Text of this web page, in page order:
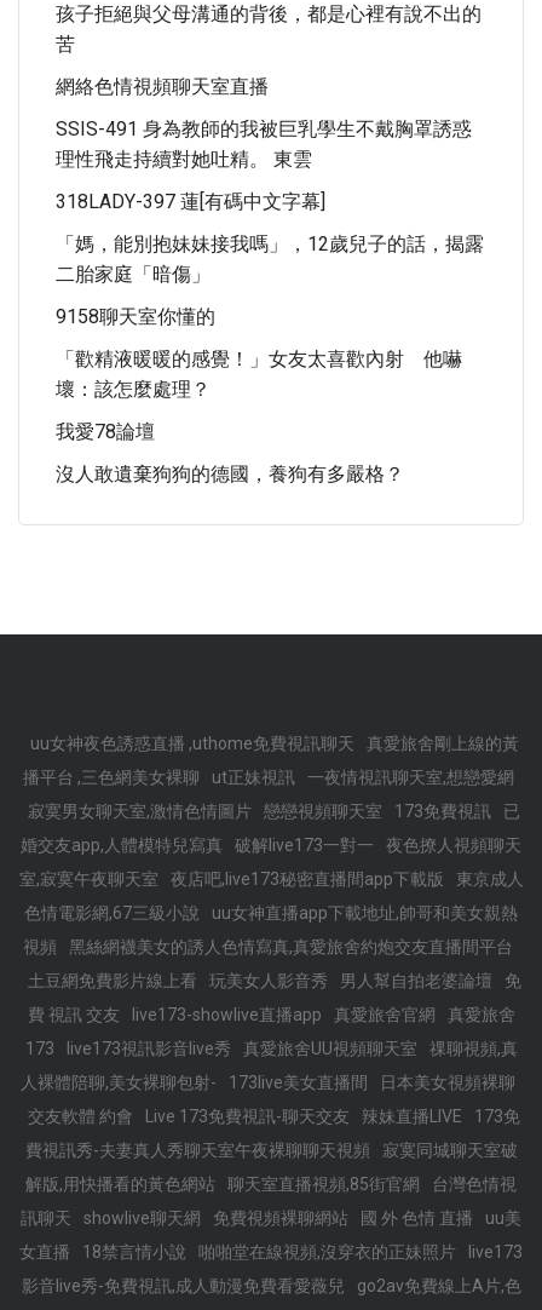
孩子拒絕與父母溝通的背後，都是心裡有說不出的
苦
網絡色情視頻聊天室直播
SSIS-491 身為教師的我被巨乳學生不戴胸罩誘惑
理性飛走持續對她吐精。 東雲
318LADY-397 蓮[有碼中文字幕]
「媽，能別抱妹妹接我嗎」，12歲兒子的話，揭露
二胎家庭「暗傷」
9158聊天室你懂的
「歡精液暖暖的感覺！」女友太喜歡內射 他嚇
壞：該怎麼處理？
我愛78論壇
沒人敢遺棄狗狗的德國，養狗有多嚴格？
uu女神夜色誘惑直播 ,uthome免費視訊聊天
真愛旅舍剛上線的黃
播平台 ,三色網美女裸聊
ut正妹視訊
一夜情視訊聊天室,想戀愛網
寂寞男女聊天室,激情色情圖片
戀戀視頻聊天室 173免費視訊
已
婚交友app,人體模特兒寫真
破解live173一對一
夜色撩人視頻聊天
室,寂寞午夜聊天室
夜店吧,live173秘密直播間app下載版
東京成人
色情電影網,67三級小說
uu女神直播app下載地址,帥哥和美女親熱
視頻
黑絲網襪美女的誘人色情寫真,真愛旅舍約炮交友直播間平台
土豆網免費影片線上看
玩美女人影音秀 男人幫自拍老婆論壇
免
費 視訊 交友
live173-showlive直播app 真愛旅舍官網
真愛旅舍
173
live173視訊影音live秀 真愛旅舍UU視頻聊天室
祼聊視頻,真
人裸體陪聊,美女裸聊包射-
173live美女直播間
日本美女視頻裸聊
交友軟體 約會
Live 173免費視訊-聊天交友 辣妹直播LIVE
173免
費視訊秀-夫妻真人秀聊天室午夜裸聊聊天視頻
寂寞同城聊天室破
解版,用快播看的黃色網站
聊天室直播視頻,85街官網
台灣色情視
訊聊天
showlive聊天網 免費視頻裸聊網站 國 外 色情 直播
uu美
女直播
18禁言情小說 啪啪堂在線視頻,沒穿衣的正妹照片
live173
影音live秀-免費視訊,成人動漫免費看愛薇兒
go2av免費線上A片,色